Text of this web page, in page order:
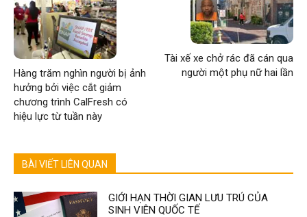
Hàng trăm nghìn người bị ảnh
hưởng bởi việc cắt giảm
chương trình CalFresh có
hiệu lực từ tuần này
Tài xế xe chở rác đã cán qua
người một phụ nữ hai lần
BÀI VIẾT LIÊN QUAN
GIỚI HẠN THỜI GIAN LƯU TRÚ CỦA
SINH VIÊN QUỐC TẾ